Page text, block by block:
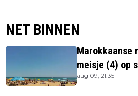
NET BINNEN
Marokkaanse
meisje (4) op
haar in zee
aug 09, 21:35